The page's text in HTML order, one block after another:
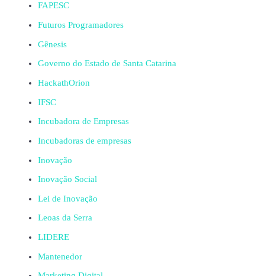
FAPESC
Futuros Programadores
Gênesis
Governo do Estado de Santa Catarina
HackathOrion
IFSC
Incubadora de Empresas
Incubadoras de empresas
Inovação
Inovação Social
Lei de Inovação
Leoas da Serra
LIDERE
Mantenedor